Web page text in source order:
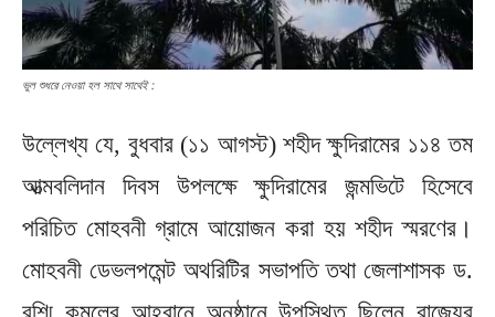
ভুল শুধরে নেওয়া হল সাথে সাথেই :
উল্লেখ্য যে, বুধবার (১১ আগস্ট) শহীদ ক্ষুদিরামের ১১৪ তম
আত্মবলিদান দিবস উপলক্ষে ক্ষুদিরামের জন্মভিটে হিসেবে
পরিচিত মোহবনী গ্রামে আয়োজন করা হয় শহীদ স্মরণের।
মোহবনী ডেভলপমেন্ট অথরিটির সভাপতি তথা জেলাশাসক ড.